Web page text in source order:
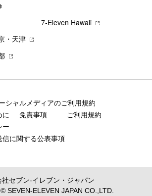
7‐Eleven Hawaii
・天津
シャルメディアのご利用規約
に
免責事項
ご利用規約
ー
に関する公表事項
社セブン‐イレブン・ジャパン
SEVEN-ELEVEN JAPAN CO.,LTD.